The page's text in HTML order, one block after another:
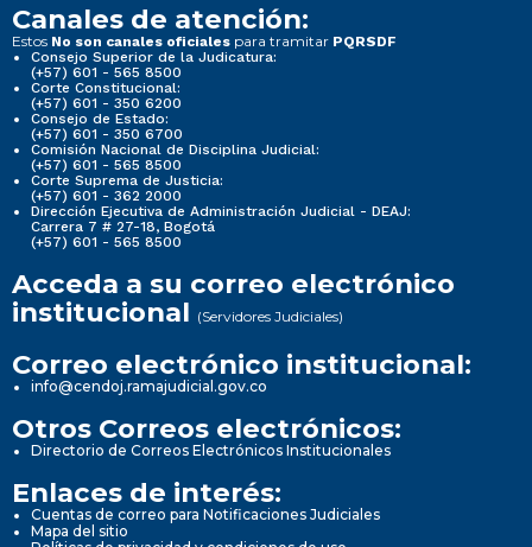
Canales de atención:
Estos No son canales oficiales para tramitar PQRSDF
Consejo Superior de la Judicatura:
(+57) 601 - 565 8500
Corte Constitucional:
(+57) 601 - 350 6200
Consejo de Estado:
(+57) 601 - 350 6700
Comisión Nacional de Disciplina Judicial:
(+57) 601 - 565 8500
Corte Suprema de Justicia:
(+57) 601 - 362 2000
Dirección Ejecutiva de Administración Judicial - DEAJ:
Carrera 7 # 27-18, Bogotá
(+57) 601 - 565 8500
Acceda a su correo electrónico
institucional (Servidores Judiciales)
Correo electrónico institucional:
info@cendoj.ramajudicial.gov.co
Otros Correos electrónicos:
Directorio de Correos Electrónicos Institucionales
Enlaces de interés:
Cuentas de correo para Notificaciones Judiciales
Mapa del sitio